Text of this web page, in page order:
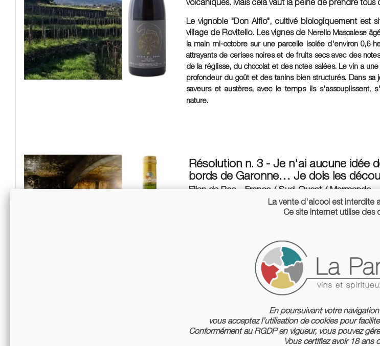
volcaniques. Mais cela vaut la peine de prendre tous
Le vignoble "Don Alfio", cultivé biologiquement est
village de Rovitello. Les vignes deNerello Mascalese
la main mi-octobre sur une parcelle isolée d'environ 0,6
attrayants de cerises noires et de fruits secs avec des
de la réglisse, du chocolat et des notes salées. Le vin a
profondeur du goût et des tanins bien structurés. Dans sa
saveurs et austères, avec le temps ils s'assouplissent,
nature.
Résolution n. 3 - Je n'ai aucune idée
bords de Garonne… Je dois les
Elian da Ros - France / Sud-Ouest / Marmande
Saviez vous que ce gars est brillant ! Après de
revient chez lui en 1998 et participe très activement
appellation inconnue. Au moins, personne n’avait
d’abord "vendu" mon nom plutôt que les côtes-du-
déterminante pour proposer notre bouteille au
Le Monde.
Même s'il est juste à côté de Bordeaux, ses vins sont
Vous pouvez goûter un (ou tous, bien sûr !) de ses
de cépages moins connus comme l'Abourriou
est pour Elian comme le Pinot Noir du Sud-Ouest.
La vente d'alcool est interdite
Ce site internet utilise des
En poursuivant votre
vous acceptez l’utilisation de cookies pour
Conformément au RGDP en vigueur, vous pouvez
Vous certifiez avoir 18 ans